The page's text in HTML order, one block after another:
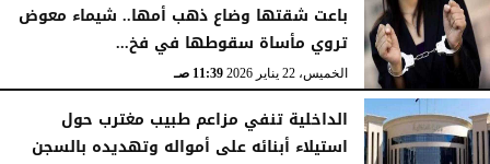
باعت شقتها وضاع ذهب أمها.. شيماء معوض
تروي مأساة سقوطها في فخ...
الخميس، 22 يناير 2026 11:39 صـ
الداخلية تنفي مزاعم طبيب مغترب حول
استيلاء أبنائه على أمواله وتهديده بالسجن